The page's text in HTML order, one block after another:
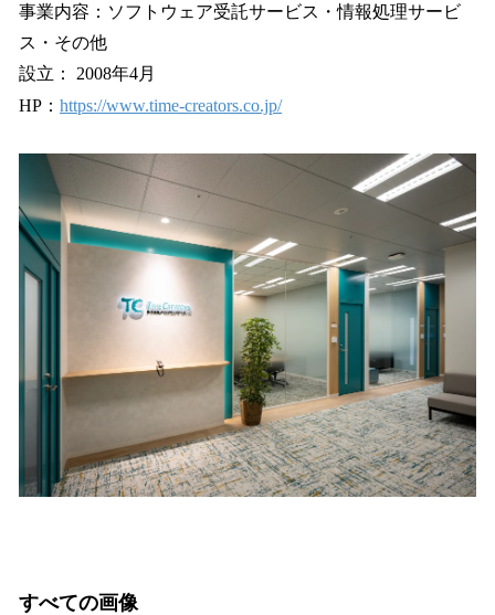
事業内容：ソフトウェア受託サービス・情報処理サービ
ス・その他
設立： 2008年4月
HP： https://www.time-creators.co.jp/
すべての画像